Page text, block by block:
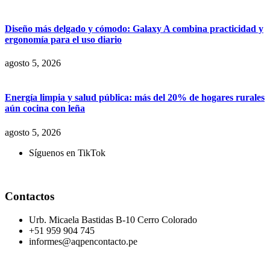
Diseño más delgado y cómodo: Galaxy A combina practicidad y
ergonomía para el uso diario
agosto 5, 2026
Energía limpia y salud pública: más del 20% de hogares rurales
aún cocina con leña
agosto 5, 2026
Síguenos en TikTok
Contactos
Urb. Micaela Bastidas B-10 Cerro Colorado
+51 959 904 745
informes@aqpencontacto.pe